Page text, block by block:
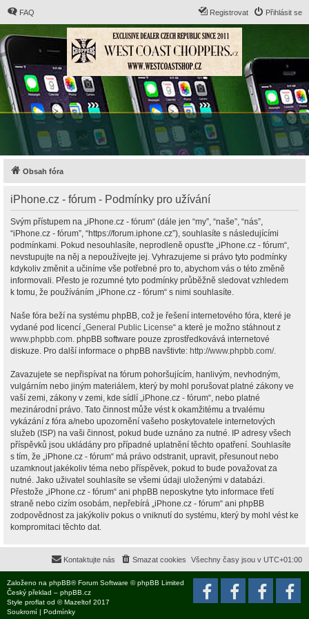
FAQ Přihlásit se
Registrovat
Obsah fóra
iPhone.cz - fórum - Podmínky pro užívání
Svým přístupem na „iPhone.cz - fórum“ (dále jen “my”, “naše”, “nás”,
“iPhone.cz - fórum”, “https://forum.iphone.cz”), souhlasíte s následujícími
podmínkami. Pokud nesouhlasíte, neprodleně opusťte „iPhone.cz - fórum“,
nevstupujte na něj a nepoužívejte jej. Vyhrazujeme si právo tyto podmínky
kdykoliv změnit a učiníme vše potřebné pro to, abychom vás o této změně
informovali. Přesto je rozumné tyto podmínky průběžně sledovat vzhledem
k tomu, že používáním „iPhone.cz - fórum“ s nimi souhlasíte.
Naše fóra beží na systému phpBB, což je řešení internetového fóra, které je
vydané pod licencí „General Public License“ a které je možno stáhnout z
www.phpbb.com. phpBB software pouze zprostředkovává internetové
diskuze. Pro další informace o phpBB navštivte: http://www.phpbb.com/.
Zavazujete se nepřispívat na fórum pohoršujícím, hanlivým, nevhodným,
vulgárním nebo jiným materiálem, který by mohl porušovat platné zákony ve
vaší zemi, zákony v zemi, kde sídlí „iPhone.cz - fórum“, nebo platné
mezinárodní právo. Tato činnost může vést k okamžitému a trvalému
vykázání z fóra a/nebo upozornění vašeho poskytovatele internetových
služeb (ISP) na vaši činnost, pokud bude uznáno za nutné. IP adresy všech
příspěvků jsou ukládány pro případné uplatnění těchto opatření. Souhlasíte
s tím, že „iPhone.cz - fórum“ má právo odstranit, upravit, přesunout nebo
uzamknout jakékoliv téma nebo příspěvek, pokud to bude považovat za
nutné. Jako uživatel souhlasíte se všemi údaji uloženými v databázi.
Přestože „iPhone.cz - fórum“ ani phpBB neposkytne tyto informace třetí
straně nebo cizím osobám, nepřebírá „iPhone.cz - fórum“ ani phpBB
zodpovědnost za jakýkoliv pokus o vniknutí do systému, který by mohl vést ke
kompromitaci těchto dat.
Všechny časy jsou v UTC+01:00
Smazat cookies
Kontaktujte nás
Založeno na phpBB® Forum Software © phpBB Limited
Český překlad – phpBB.cz
Style proflat od ©Mazeltof 2017
Soukromí | Podmínky